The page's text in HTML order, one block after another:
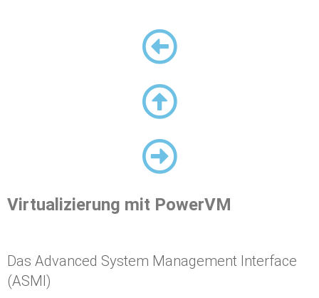
Virtualizierung mit PowerVM
Das Advanced System Management Interface
(ASMI)